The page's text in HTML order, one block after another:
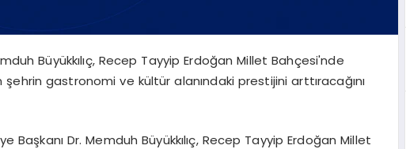
Büyükkılıç, Recep Tayyip Erdoğan Millet Bahçesi'nde
şehrin gastronomi ve kültür alanındaki prestijini arttıracağını
Başkanı Dr. Memduh Büyükkılıç, Recep Tayyip Erdoğan Millet